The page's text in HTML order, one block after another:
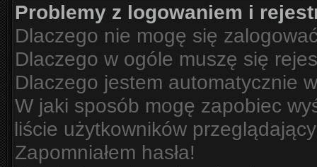
Problemy z logowaniem i
Dlaczego nie mogę się
Dlaczego w ogóle muszę się
Dlaczego jestem automatycznie
W jaki sposób mogę zapobiec
liście użytkowników
Zapomniałem hasła!